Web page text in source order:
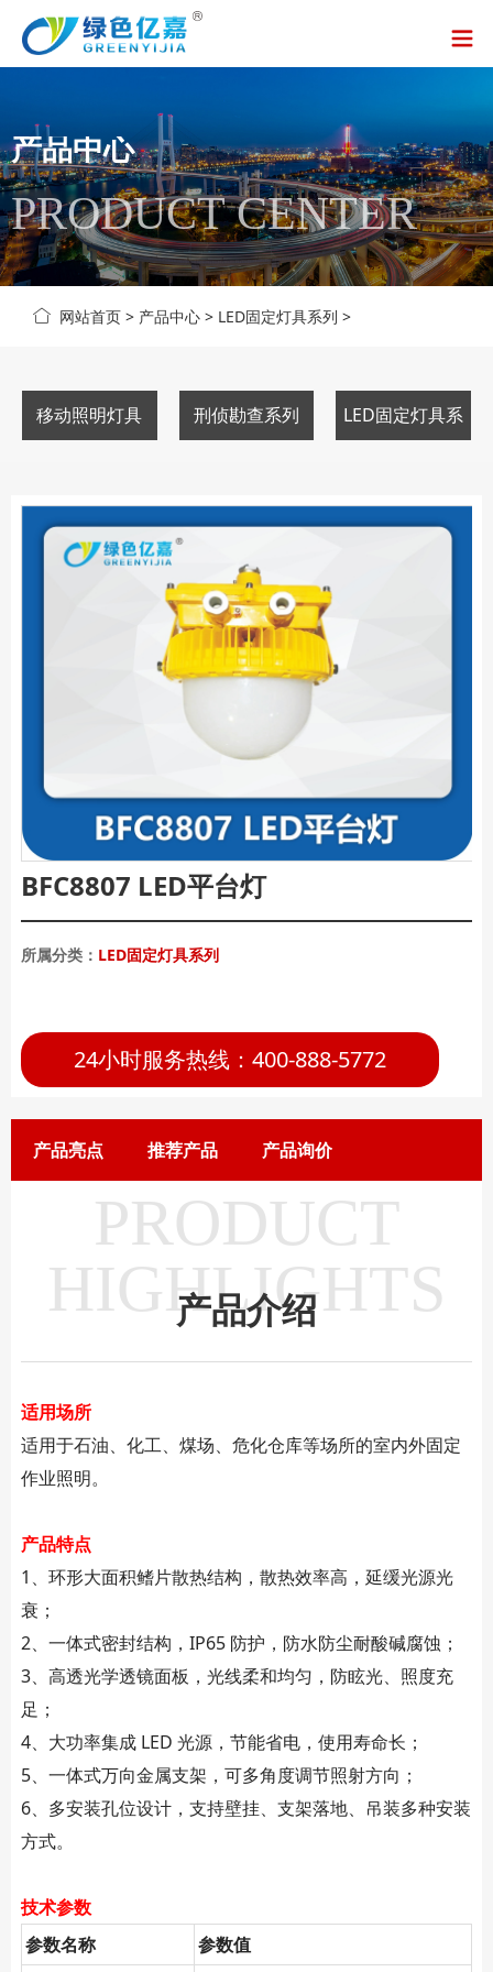
产品中心
PRODUCT CENTER
网站首页 > 产品中心 > LED固定灯具系列 >
移动照明灯具 刑侦勘查系列 LED固定灯具系
BFC8807 LED平台灯
所属分类： LED固定灯具系列
24小时服务热线：400-888-5772
产品亮点 推荐产品 产品询价
PRODUCT
HIGHLIGHTS
产品介绍
适用场所
适用于石油、化工、煤场、危化仓库等场所的室内外固定
作业照明。
产品特点
1、环形大面积鳍片散热结构，散热效率高，延缓光源光
衰；
2、一体式密封结构，IP65 防护，防水防尘耐酸碱腐蚀；
3、高透光学透镜面板，光线柔和均匀，防眩光、照度充
足；
4、大功率集成 LED 光源，节能省电，使用寿命长；
5、一体式万向金属支架，可多角度调节照射方向；
6、多安装孔位设计，支持壁挂、支架落地、吊装多种安装
方式。
技术参数
参数名称
参数值